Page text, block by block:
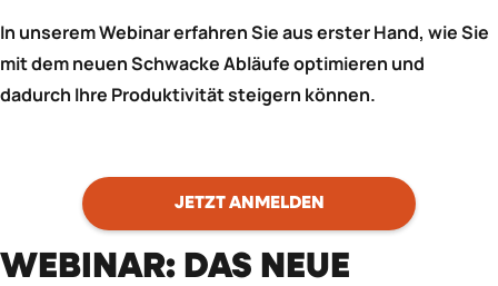
In unserem Webinar erfahren Sie aus erster Hand, wie Sie
mit dem neuen Schwacke Abläufe optimieren und
dadurch Ihre Produktivität steigern können.
JETZT ANMELDEN
WEBINAR: DAS NEUE